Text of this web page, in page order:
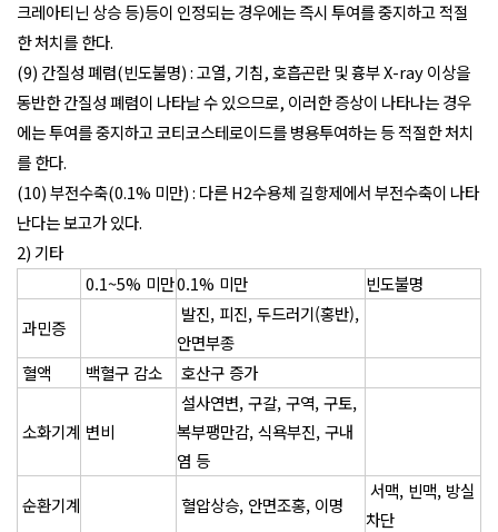
크레아티닌 상승 등)등이 인정되는 경우에는 즉시 투여를 중지하고 적절
한 처치를 한다.
(9) 간질성 폐렴(빈도불명) : 고열, 기침, 호흡곤란 및 흉부 X-ray 이상을
동반한 간질성 폐렴이 나타날 수 있으므로, 이러한 증상이 나타나는 경우
에는 투여를 중지하고 코티코스테로이드를 병용투여하는 등 적절한 처치
를 한다.
(10) 부전수축(0.1% 미만) : 다른 H2수용체 길항제에서 부전수축이 나타
난다는 보고가 있다.
2) 기타
0.1~5% 미만0.1% 미만
빈도불명
과민증
발진, 피진, 두드러기(홍반),
안면부종
혈액
백혈구 감소 호산구 증가
소화기계 변비
설사연변, 구갈, 구역, 구토,
복부팽만감, 식욕부진, 구내
염 등
순환기계
혈압상승, 안면조홍, 이명
서맥, 빈맥, 방실
차단